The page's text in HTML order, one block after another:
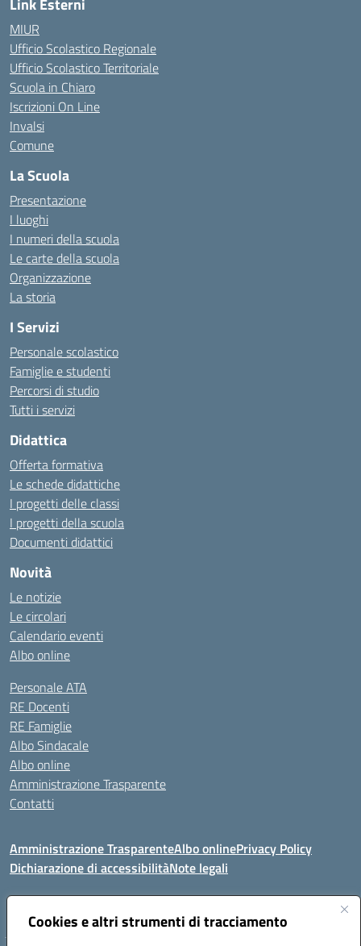
Cookies e altri strumenti di tracciamento
Link Esterni
MIUR
Ufficio Scolastico Regionale
Ufficio Scolastico Territoriale
Scuola in Chiaro
Iscrizioni On Line
Invalsi
Comune
La Scuola
Presentazione
I luoghi
I numeri della scuola
Le carte della scuola
Organizzazione
La storia
I Servizi
Personale scolastico
Famiglie e studenti
Percorsi di studio
Tutti i servizi
Didattica
Offerta formativa
Le schede didattiche
I progetti delle classi
I progetti della scuola
Documenti didattici
Novità
Le notizie
Le circolari
Calendario eventi
Albo online
Personale ATA
RE Docenti
RE Famiglie
Albo Sindacale
Albo online
Amministrazione Trasparente
Contatti
Amministrazione TrasparenteAlbo onlinePrivacy Policy
Dichiarazione di accessibilitàNote legali